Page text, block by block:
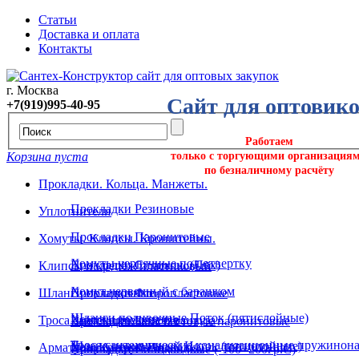
Статьи
Доставка и оплата
Контакты
Сайт для
Работаем
только с торгующими
по безналичному расчёту
г. Москва
+7(919)995-40-95
Корзина пуста
Прокладки. Кольца. Манжеты.
Прокладки Резиновые
Прокладки Паронитовые
Прокладки Силикон. (Пвх)
Прокладки Фторопластовые
Прокладки Безасбестовые паронитовые
Прокладки Силиконовые (-100+200гр.С)
Уплотнители
Хомуты. Клипсы. Кронштейны.
Хомуты червячные под отвертку
Хомут червячный с барашком
Хомуты ремонтные
Хомуты трубные
Клипсы и крепёж пластиковый
Шланги поливочные
Шланги поливочные Поток (пятислойные)
Шланг поливочный Исток (пятислойные)
Троса сантехнические и вантуза
Троса сантехнические канализационные
Арматура. Крепеж. Подводка.